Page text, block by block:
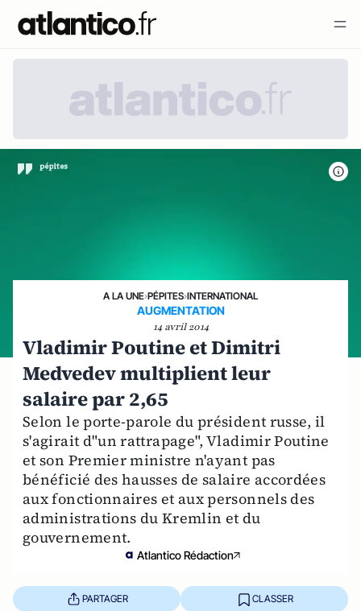
A LA UNE›PÉPITES›INTERNATIONAL
AUGMENTATION
14 avril 2014
Vladimir Poutine et Dimitri
Medvedev multiplient leur
salaire par 2,65
Selon le porte-parole du président russe, il
s'agirait d"un rattrapage", Vladimir Poutine
et son Premier ministre n'ayant pas
bénéficié des hausses de salaire accordées
aux fonctionnaires et aux personnels des
administrations du Kremlin et du
gouvernement.
Atlantico Rédaction
PARTAGER CLASSER